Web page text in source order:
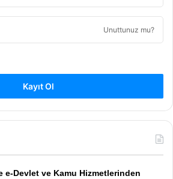
Unuttunuz mu?
Kayıt Ol
e-Devlet ve Kamu Hizmetlerinden